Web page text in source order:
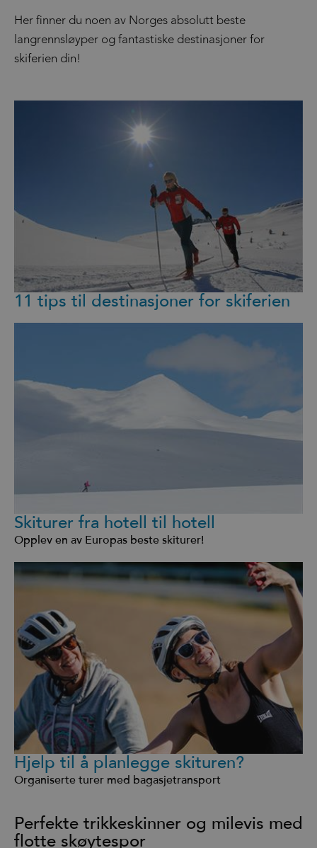
Her finner du noen av Norges absolutt beste
langrennsløyper og fantastiske destinasjoner for
skiferien din!
11 tips til destinasjoner for skiferien
Skiturer fra hotell til hotell
Opplev en av Europas beste skiturer!
Hjelp til å planlegge skituren?
Organiserte turer med bagasjetransport
Perfekte trikkeskinner og milevis med
flotte skøytespor